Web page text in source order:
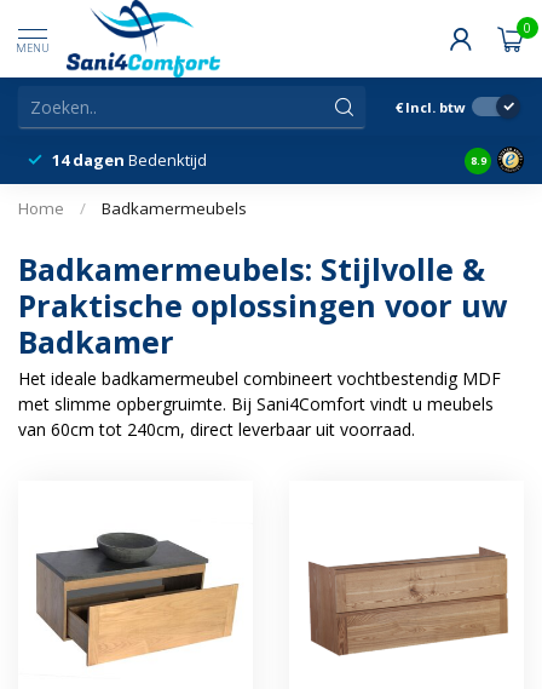
MENU
0
€ Incl. btw
14 dagen Bedenktijd Snelle
8.9
Home / Badkamermeubels
Badkamermeubels: Stijlvolle &
Praktische oplossingen voor uw
Badkamer
Het ideale badkamermeubel combineert vochtbestendig MDF
met slimme opbergruimte. Bij Sani4Comfort vindt u meubels
van 60cm tot 240cm, direct leverbaar uit voorraad.